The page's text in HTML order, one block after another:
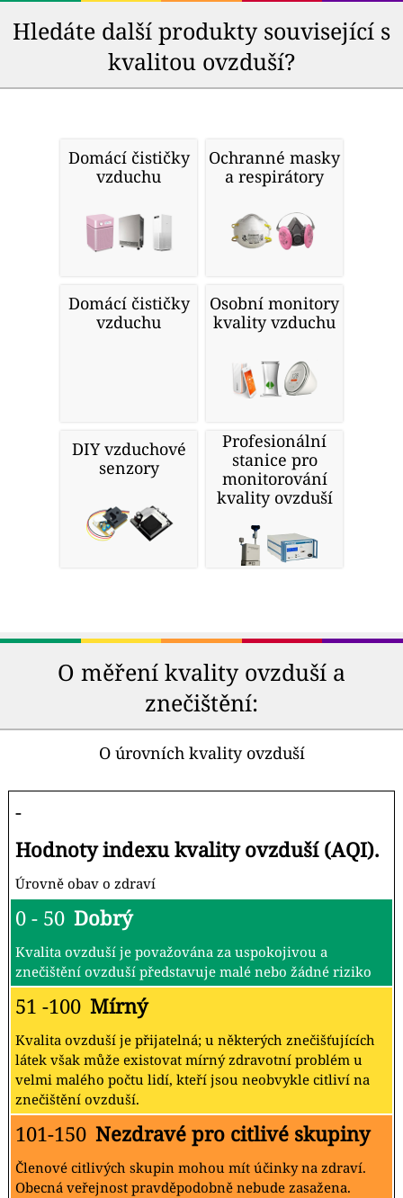
Hledáte další produkty související s
kvalitou ovzduší?
Domácí čističky
vzduchu
Ochranné masky
a respirátory
Domácí čističky
vzduchu
Osobní monitory
kvality vzduchu
DIY vzduchové
senzory
Profesionální
stanice pro
monitorování
kvality ovzduší
O měření kvality ovzduší a
znečištění:
O úrovních kvality ovzduší
-
Hodnoty indexu kvality ovzduší (AQI).
Úrovně obav o zdraví
0 - 50 Dobrý
Kvalita ovzduší je považována za uspokojivou a
znečištění ovzduší představuje malé nebo žádné riziko
51 -100 Mírný
Kvalita ovzduší je přijatelná; u některých znečišťujících
látek však může existovat mírný zdravotní problém u
velmi malého počtu lidí, kteří jsou neobvykle citliví na
znečištění ovzduší.
101-150 Nezdravé pro citlivé skupiny
Členové citlivých skupin mohou mít účinky na zdraví.
Obecná veřejnost pravděpodobně nebude zasažena.